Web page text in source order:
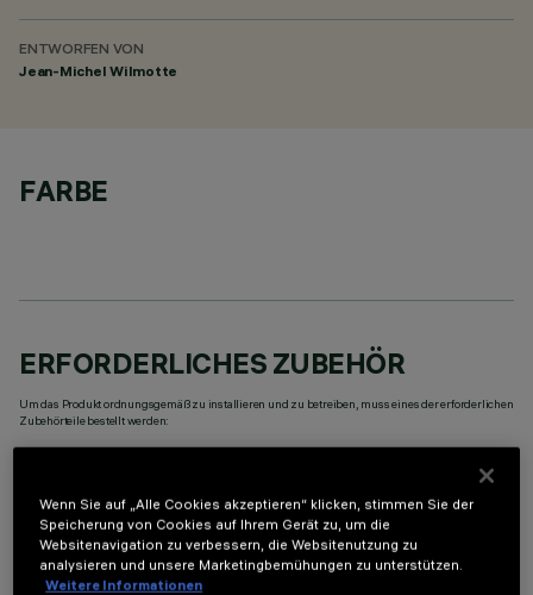
ENTWORFEN VON
Jean-Michel Wilmotte
FARBE
ERFORDERLICHES ZUBEHÖR
Um das Produkt ordnungsgemäß zu installieren und zu betreiben, muss eines der erforderlichen
Zubehörteile bestellt werden:
OPTIONALE KOMPONENTEN
Wenn Sie auf „Alle Cookies akzeptieren“ klicken, stimmen Sie der
Speicherung von Cookies auf Ihrem Gerät zu, um die
Websitenavigation zu verbessern, die Websitenutzung zu
analysieren und unsere Marketingbemühungen zu unterstützen.
Weitere Informationen